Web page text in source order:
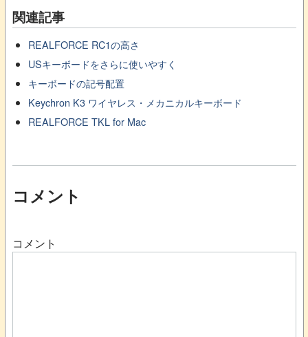
関連記事
REALFORCE RC1の高さ
USキーボードをさらに使いやすく
キーボードの記号配置
Keychron K3 ワイヤレス・メカニカルキーボード
REALFORCE TKL for Mac
コメント
コメント